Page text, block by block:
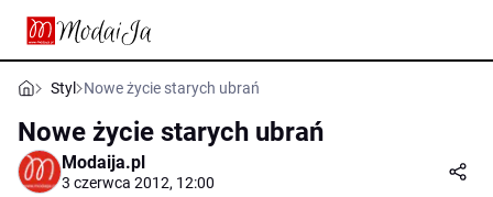
Styl Nowe życie starych ubrań
Nowe życie starych ubrań
Modaija.pl
3 czerwca 2012, 12:00